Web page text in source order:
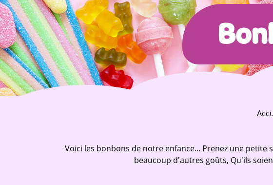
Voici les bonbons de notre enfance... Prenez une
beaucoup d'autres goûts, Qu'ils